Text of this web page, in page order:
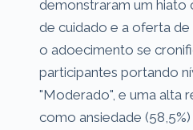
demonstraram um hiato
de cuidado e a oferta
o adoecimento se
participantes portando
"Moderado", e uma alta
como ansiedade